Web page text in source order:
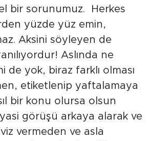
bir sorunumuz. Herkes
yüzde yüz emin,
Aksini söyleyen de
Aslında ne
de yok, biraz farklı olması
etiketlenip yaftalamaya
bir konu olursa olsun
görüşü arkaya alarak ve
vermeden ve asla